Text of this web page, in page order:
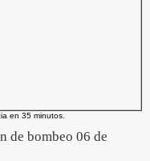
en 35 minutos.
de bombeo 06 de